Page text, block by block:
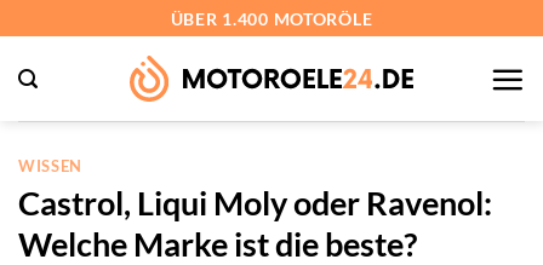
springen
ÜBER 1.400 MOTORÖLE
WISSEN
Castrol, Liqui Moly oder Ravenol:
Welche Marke ist die beste?